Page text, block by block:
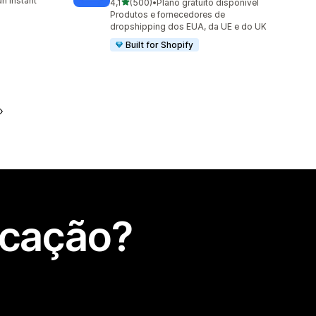
4,1 (500)
500 total de avaliações
• Plano gratuito disponível
Produtos e fornecedores de
dropshipping dos EUA, da UE e do UK
Built for Shopify